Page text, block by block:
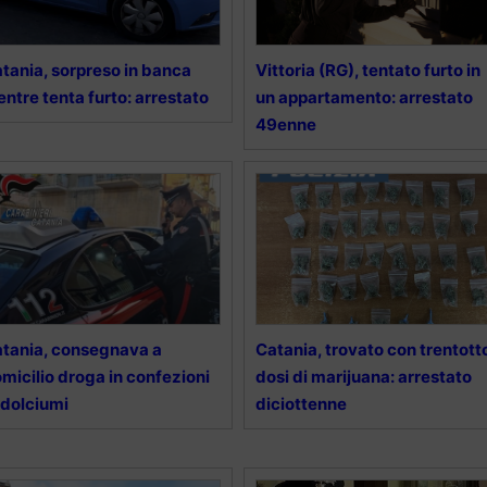
sorpreso in banca
tenta furto: arrestato
Vittoria (RG), tentato furto in
un appartamento: arrestato
49enne
consegnava a
droga in confezioni
Catania, trovato con
dosi di marijuana: arrestato
diciottenne